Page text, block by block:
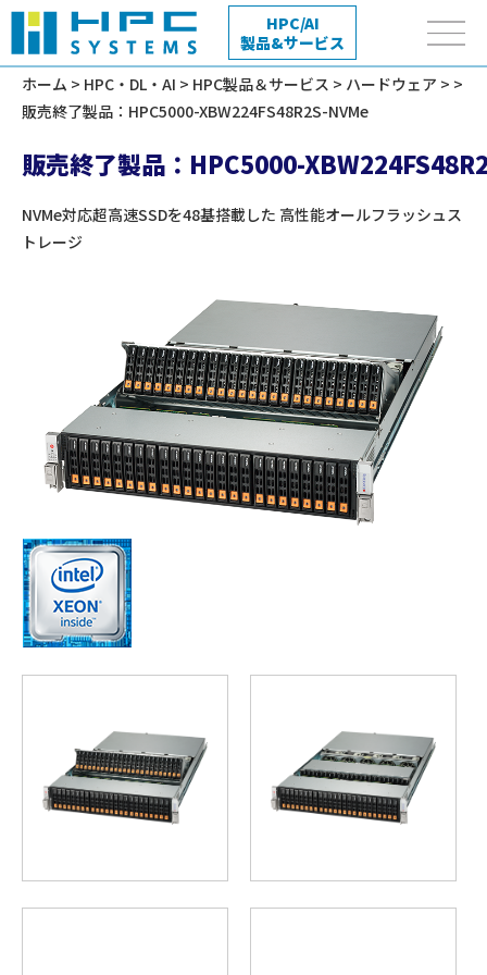
HPC/AI
製品&サービス
ホーム > HPC・DL・AI > HPC製品＆サービス > ハードウェア > >
販売終了製品：HPC5000-XBW224FS48R2S-NVMe
販売終了製品：HPC5000-
NVMe対応超高速SSDを48基搭載した 高性能オールフラッシュス
トレージ